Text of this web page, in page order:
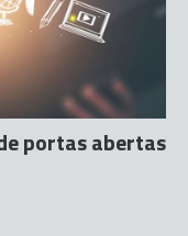
portas abertas